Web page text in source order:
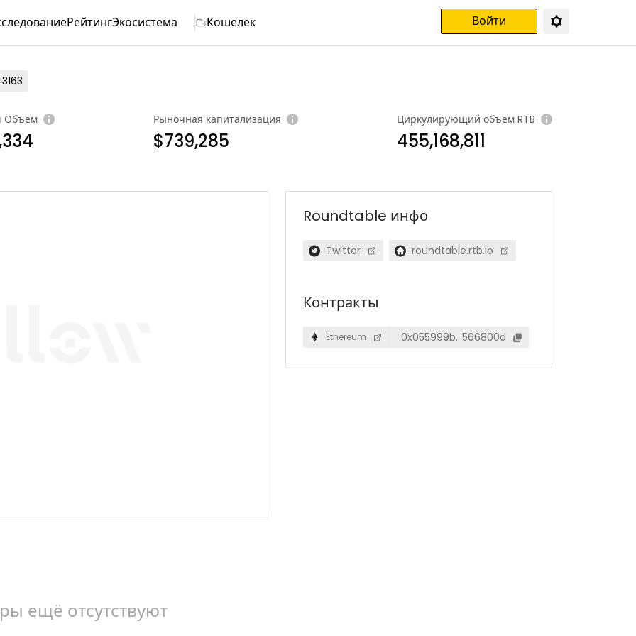
РейтингЭкосистема Кошелек Войти
Объем Рыночная капитализация
$739,285
Циркулирующий объем RTB
455,168,811
ещё отсутствуют
Roundtable инфо
Twitter roundtable.rtb.io
Контракты
Ethereum 0x055999b…566800d